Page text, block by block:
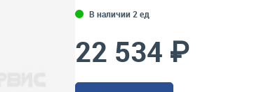
В наличии 2 ед
22 534 ₽